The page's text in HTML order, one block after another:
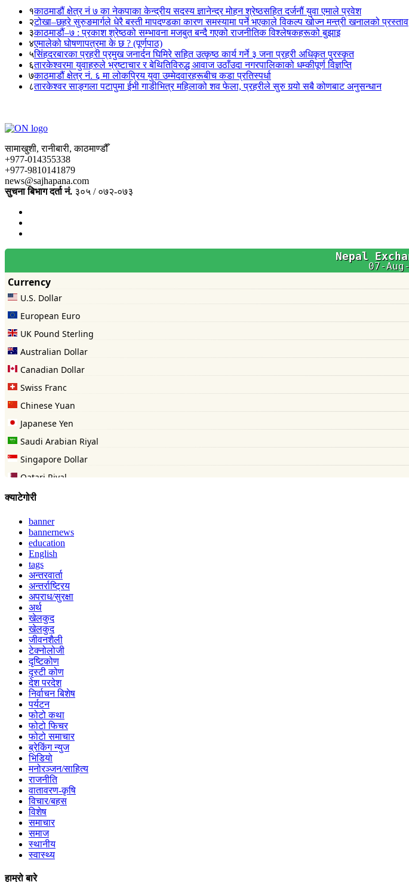
१काठमाडौं क्षेत्र नं ७ का नेकपाका केन्द्रीय सदस्य ज्ञानेन्द्र मोहन श्रेष्ठसहित दर्जनौं युवा एमाले प्रवेश
२टोखा–छहरे सुरुङमार्गले धेरै बस्ती मापदण्डका कारण समस्यामा पर्ने भएकाले विकल्प खोज्न मन्त्री खनालको प्रस्ताव
३काठमाडौं–७ : प्रकाश श्रेष्ठको सम्भावना मजबुत बन्दै गएको राजनीतिक विश्लेषकहरूको बुझाइ
४एमालेको घोषणापत्रमा के छ ? (पूर्णपाठ)
५सिंहदरबारका प्रहरी प्रमुख जनार्दन घिमिरे सहित उत्कृष्ठ कार्य गर्ने ३ जना प्रहरी अधिकृत पुरस्कृत
६तारकेश्वरमा युवाहरुले भ्रष्टाचार र बेथितिविरुद्ध आवाज उठाँउदा नगरपालिकाको धम्कीपूर्ण विज्ञप्ति
७काठमाडौं क्षेत्र नं. ६ मा लोकप्रिय युवा उम्मेदवारहरूबीच कडा प्रतिस्पर्धा
८तारकेश्वर साङ्गला पटापुमा ईभी गाडीभित्र महिलाको शव फेला, प्रहरीले सुरु गर्‍यो सबै कोणबाट अनुसन्धान
सामाखुशी, रानीबारी, काठमाण्डौँ
+977-014355338
+977-9810141879
news@sajhapana.com
सुचना बिभाग दर्ता नं. ३०५ / ०७२-०७३
क्याटेगोरी
banner
bannernews
education
English
tags
अन्तरवार्ता
अन्तर्राष्ट्रिय
अपराध/सुरक्षा
अर्थ
खेलकुद
खेलकुद
जीवनशैली
टेक्नोलोजी
दृष्टिकोण
दृस्टी कोण
देश परदेश
निर्वाचन बिशेष
पर्यटन
फोटो कथा
फोटो फिचर
फोटो समाचार
ब्रेकिंग न्युज
भिडियो
मनोरञ्जन/साहित्य
राजनीति
वातावरण-कृषि
विचार/बहस
विशेष
समाचार
समाज
स्थानीय
स्वास्थ्य
हाम्रो बारे